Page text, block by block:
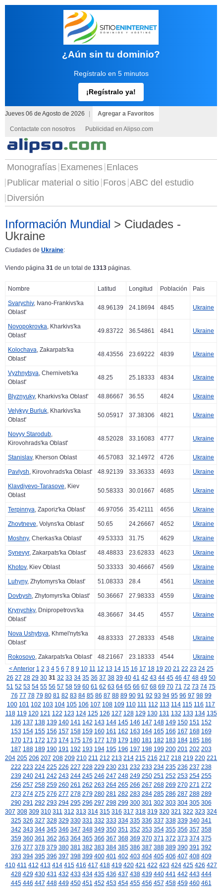
¿Aún sin tu dominio?
Regístralo en 5 minutos
¡Regístralo ya!
Jueves 06 de Agosto de 2026 Agregar a Favoritos
Contactate con nosotros Publicidad en Alipso.com
Monografías Examenes Enlaces
Publicar material o sitio Foros ABC del estudio
Diversión
Información Mundial > Ciudades -
Ukraine
Ciudades de Ukraine:
Viendo página 31 de un total de 1313 páginas.
Nombre Latitud Longitud Población Pais
Svarychiv, Ivano-Frankivs'ka
Oblast'
48.96139 24.18694 4845 Ukraine
Novopokrovka, Kharkivs'ka
Oblast'
49.83722 36.54861 4841 Ukraine
Kolochava, Zakarpats'ka
Oblast'
48.43556 23.69222 4839 Ukraine
Vyzhnytsya, Chernivets'ka
Oblast'
48.25 25.18333 4834 Ukraine
Blyznyuky, Kharkivs'ka Oblast' 48.86667 36.55 4824 Ukraine
Velykyy Burluk, Kharkivs'ka
Oblast'
50.05917 37.38306 4821 Ukraine
Novyy Starodub,
Kirovohrads'ka Oblast'
48.52028 33.16083 4777 Ukraine
Stanislav, Kherson Oblast 46.57083 32.14972 4726 Ukraine
Pavlysh, Kirovohrads'ka Oblast' 48.92139 33.36333 4693 Ukraine
Klavdiyevo-Tarasove, Kiev
Oblast
50.58333 30.01667 4685 Ukraine
Terpinnya, Zaporiz'ka Oblast' 46.97056 35.42111 4656 Ukraine
Zhovtneve, Volyns'ka Oblast' 50.65 24.26667 4652 Ukraine
Moshny, Cherkas'ka Oblast' 49.53333 31.75 4629 Ukraine
Synevyr, Zakarpats'ka Oblast' 48.48833 23.62833 4623 Ukraine
Khotov, Kiev Oblast 50.33333 30.46667 4569 Ukraine
Luhyny, Zhytomyrs'ka Oblast' 51.08333 28.4 4561 Ukraine
Dovbysh, Zhytomyrs'ka Oblast' 50.36667 27.98333 4559 Ukraine
Krynychky, Dnipropetrovs'ka
Oblast'
48.36667 34.45 4557 Ukraine
Nova Ushytsya, Khmel'nyts'ka
Oblast'
48.83333 27.28333 4548 Ukraine
Rokosovo, Zakarpats'ka Oblast' 48.21667 23.18333 4544
Ukraine
< Anterior 1 2 3 4 5 6 7 8 9 10 11 12 13 14 15 16 17 18 19 20 21 22 23 24 25
26 27 28 29 30 31 32 33 34 35 36 37 38 39 40 41 42 43 44 45 46 47 48 49 50
51 52 53 54 55 56 57 58 59 60 61 62 63 64 65 66 67 68 69 70 71 72 73 74 75
76 77 78 79 80 81 82 83 84 85 86 87 88 89 90 91 92 93 94 95 96 97 98 99
100 101 102 103 104 105 106 107 108 109 110 111 112 113 114 115 116 117
118 119 120 121 122 123 124 125 126 127 128 129 130 131 132 133 134 135
136 137 138 139 140 141 142 143 144 145 146 147 148 149 150 151 152
153 154 155 156 157 158 159 160 161 162 163 164 165 166 167 168 169
170 171 172 173 174 175 176 177 178 179 180 181 182 183 184 185 186
187 188 189 190 191 192 193 194 195 196 197 198 199 200 201 202 203
204 205 206 207 208 209 210 211 212 213 214 215 216 217 218 219 220 221
222 223 224 225 226 227 228 229 230 231 232 233 234 235 236 237 238
239 240 241 242 243 244 245 246 247 248 249 250 251 252 253 254 255
256 257 258 259 260 261 262 263 264 265 266 267 268 269 270 271 272
273 274 275 276 277 278 279 280 281 282 283 284 285 286 287 288 289
290 291 292 293 294 295 296 297 298 299 300 301 302 303 304 305 306
307 308 309 310 311 312 313 314 315 316 317 318 319 320 321 322 323 324
325 326 327 328 329 330 331 332 333 334 335 336 337 338 339 340 341
342 343 344 345 346 347 348 349 350 351 352 353 354 355 356 357 358
359 360 361 362 363 364 365 366 367 368 369 370 371 372 373 374 375
376 377 378 379 380 381 382 383 384 385 386 387 388 389 390 391 392
393 394 395 396 397 398 399 400 401 402 403 404 405 406 407 408 409
410 411 412 413 414 415 416 417 418 419 420 421 422 423 424 425 426 427
428 429 430 431 432 433 434 435 436 437 438 439 440 441 442 443 444
445 446 447 448 449 450 451 452 453 454 455 456 457 458 459 460 461